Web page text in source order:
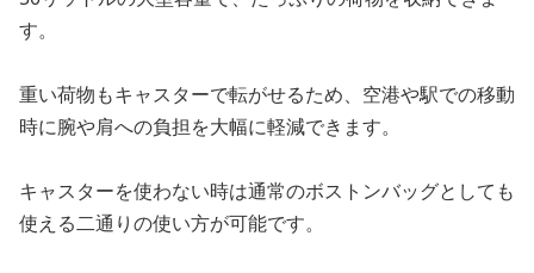
す。
重い荷物もキャスターで転がせるため、空港や駅での移動
時に腕や肩への負担を大幅に軽減できます。
キャスターを使わない時は通常のボストンバッグとしても
使える二通りの使い方が可能です。